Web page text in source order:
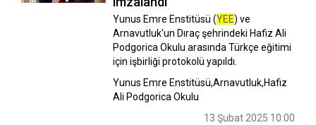
Yunus Emre Enstitüsü (YEE) ve
Arnavutluk'un Dıraç şehrindeki Hafiz Ali
Podgorica Okulu arasında Türkçe eğitimi
için işbirliği protokolü yapıldı.
Yunus Emre Enstitüsü,Arnavutluk,Hafiz
Ali Podgorica Okulu
13 Şubat 2025 10:00